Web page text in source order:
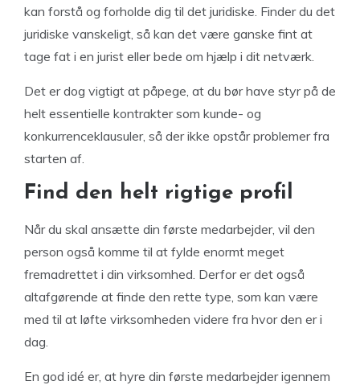
kan forstå og forholde dig til det juridiske. Finder du det
juridiske vanskeligt, så kan det være ganske fint at
tage fat i en jurist eller bede om hjælp i dit netværk.
Det er dog vigtigt at påpege, at du bør have styr på de
helt essentielle kontrakter som kunde- og
konkurrenceklausuler, så der ikke opstår problemer fra
starten af.
Find den helt rigtige profil
Når du skal ansætte din første medarbejder, vil den
person også komme til at fylde enormt meget
fremadrettet i din virksomhed. Derfor er det også
altafgørende at finde den rette type, som kan være
med til at løfte virksomheden videre fra hvor den er i
dag.
En god idé er, at hyre din første medarbejder igennem